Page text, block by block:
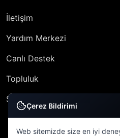
İletişim
Yardım Merkezi
Canlı Destek
Topluluk
SSS
Çerez Bildirimi
Web sitemizde size en iyi